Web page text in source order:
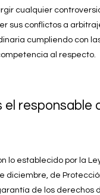
cualquier
sus conflictos a
cumpliendo con
al respecto.
el responsable
lo establecido por la
diciembre, de
de los derechos